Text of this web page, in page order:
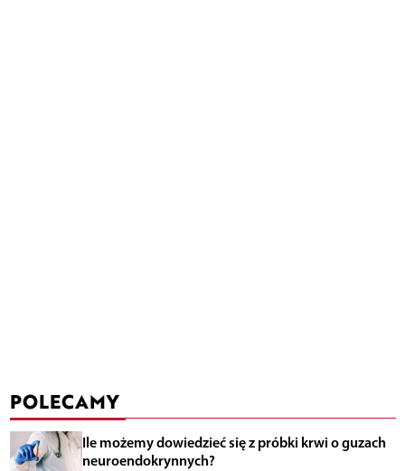
POLECAMY
Ile możemy dowiedzieć się z próbki krwi o guzach
neuroendokrynnych?